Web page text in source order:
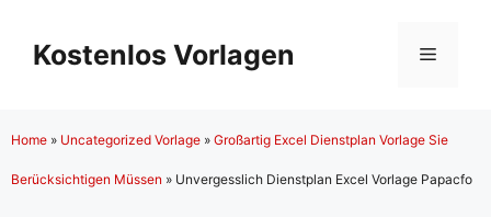
Inhalt
springen
Kostenlos Vorlagen Menü
Home » Uncategorized Vorlage » Großartig Excel Dienstplan Vorlage Sie
Berücksichtigen Müssen » Unvergesslich Dienstplan Excel Vorlage Papacfo